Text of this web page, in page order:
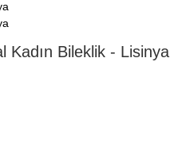
Kadın Bileklik - Lisinya